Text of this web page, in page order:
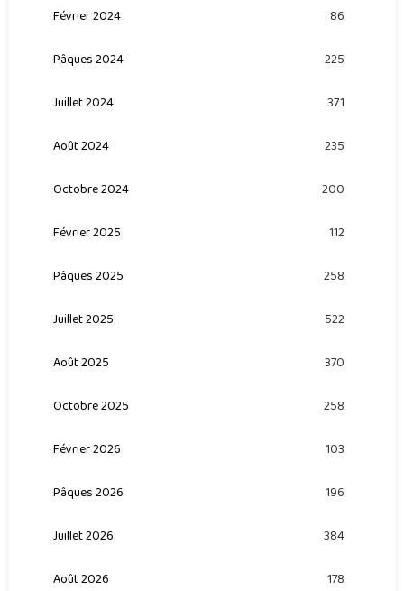
Février 2024 86
Pâques 2024 225
Juillet 2024 371
Août 2024 235
Octobre 2024 200
Février 2025 112
Pâques 2025 258
Juillet 2025 522
Août 2025 370
Octobre 2025 258
Février 2026 103
Pâques 2026 196
Juillet 2026 384
Août 2026 178